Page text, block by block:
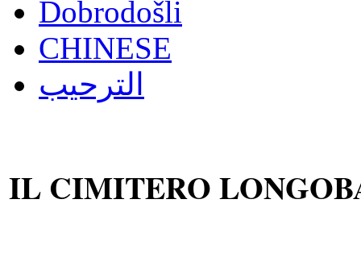
Dobrodošli
CHINESE
الترحيب
IL CIMITERO